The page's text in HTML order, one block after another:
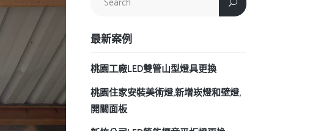
最新案例
桃園工廠LED雙管山型燈具更換
桃園住家安裝美術燈,新增崁燈和壁燈,
開關面板